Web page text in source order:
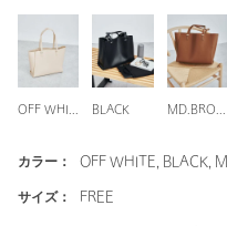
BLACK
カラー： OFF WHITE, BLACK,
サイズ： FREE